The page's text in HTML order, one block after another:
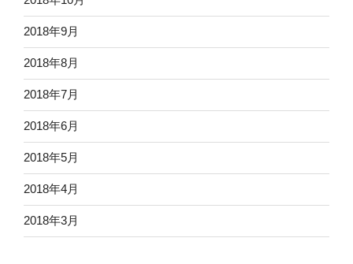
2018年9月
2018年8月
2018年7月
2018年6月
2018年5月
2018年4月
2018年3月